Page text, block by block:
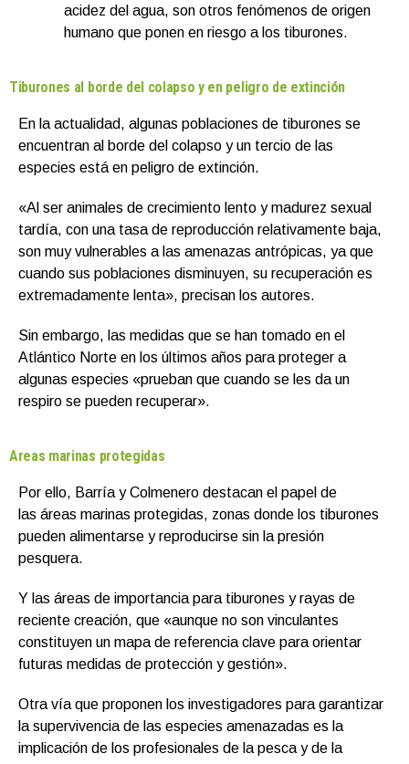
acidez del agua, son otros fenómenos de origen
humano que ponen en riesgo a los tiburones.
Tiburones al borde del colapso y en peligro de extinción
En la actualidad, algunas poblaciones de tiburones se
encuentran al borde del colapso y un tercio de las
especies está en peligro de extinción.
«Al ser animales de crecimiento lento y madurez sexual
tardía, con una tasa de reproducción relativamente baja,
son muy vulnerables a las amenazas antrópicas, ya que
cuando sus poblaciones disminuyen, su recuperación es
extremadamente lenta», precisan los autores.
Sin embargo, las medidas que se han tomado en el
Atlántico Norte en los últimos años para proteger a
algunas especies «prueban que cuando se les da un
respiro se pueden recuperar».
Areas marinas protegidas
Por ello, Barría y Colmenero destacan el papel de
las áreas marinas protegidas, zonas donde los tiburones
pueden alimentarse y reproducirse sin la presión
pesquera.
Y las áreas de importancia para tiburones y rayas de
reciente creación, que «aunque no son vinculantes
constituyen un mapa de referencia clave para orientar
futuras medidas de protección y gestión».
Otra vía que proponen los investigadores para garantizar
la supervivencia de las especies amenazadas es la
implicación de los profesionales de la pesca y de la